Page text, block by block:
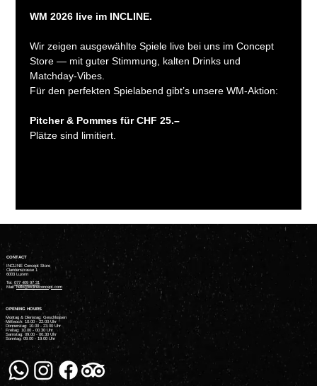
WM 2026 live im INCLINE.
Wir zeigen ausgewählte Spiele live bei uns im Concept
Store — mit guter Stimmung, kalten Drinks und
Matchday-Vibes.
Für den perfekten Spielabend gibt’s unsere WM-Aktion:
Pitcher & Pommes für CHF 25.–
Plätze sind limitiert.
CONTACT
INCLINE Concept Store
Claridenstrasse 1
6003 Luzern
Tel. 077 409 97 31
Mail:hello@inclineconcept.com
OPENING HOURS
Montag & Dienstag: Geschlossen
Mittwoch: 10.00 - 22.00 Uhr
Donnerstag: 10.00 - 23.00 Uhr
Freitag: 10.00 - 00.30 Uhr
Samstag: 09.00 - 00.30 Uhr
Sonntag: 09.00 - 19.00 Uhr